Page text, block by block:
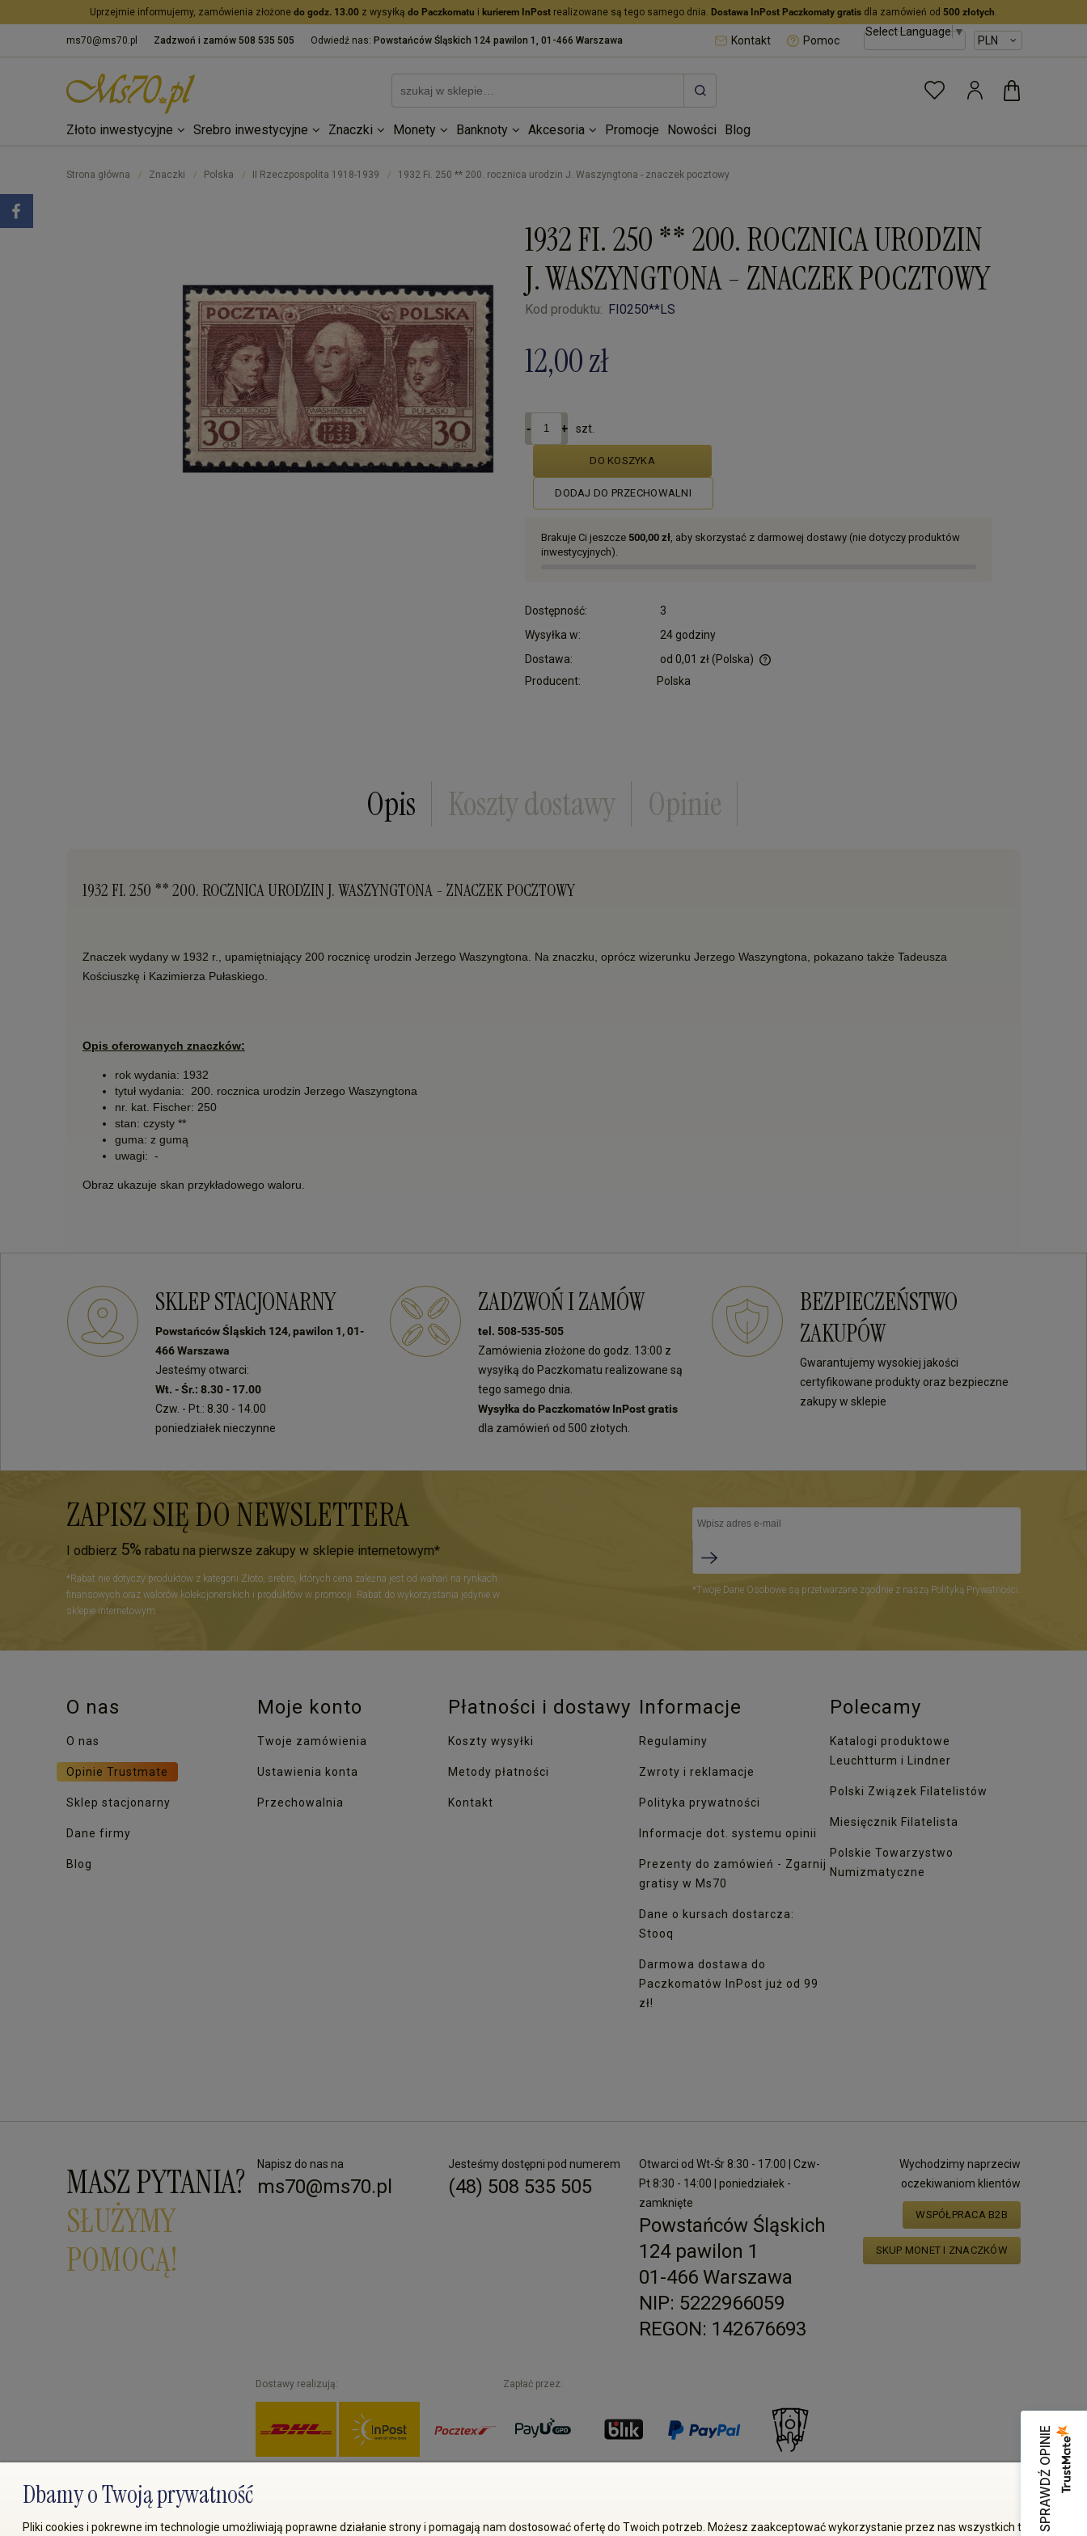
Uprzejmie informujemy, zamówienia złożone do godz. 13.00 z wysyłką do Paczkomatu i kurierem InPost realizowane są tego samego dnia. Dostawa InPost Paczkomaty gratis dla zamówień od 500 złotych.
Select Language▼
ms70@ms70.pl Zadzwoń i zamów 508 535 505 Odwiedź nas: Powstańców Śląskich 124 pawilon 1, 01-466 Warszawa Kontakt Pomoc
Złoto inwestycyjne Srebro inwestycyjne Znaczki Monety Banknoty Akcesoria Promocje Nowości Blog
Strona główna / Znaczki / Polska / II Rzeczpospolita 1918-1939 / 1932 Fi. 250 ** 200. rocznica urodzin J. Waszyngtona - znaczek pocztowy
1932 FI. 250 ** 200. ROCZNICA URODZIN
J. WASZYNGTONA - ZNACZEK POCZTOWY
Kod produktu: FI0250**LS
12,00 zł
szt.
DO KOSZYKA
DODAJ DO PRZECHOWALNI
Brakuje Ci jeszcze 500,00 zł , aby skorzystać z darmowej dostawy (nie dotyczy produktów
inwestycyjnych).
Dostępność:
3
Wysyłka w:
24 godziny
Dostawa:
od 0,01 zł(Polska)
Producent: Polska
Opis Koszty dostawy Opinie
1932 FI. 250 ** 200. ROCZNICA URODZIN J. WASZYNGTONA - ZNACZEK POCZTOWY
Znaczek wydany w 1932 r., upamiętniający 200 rocznicę urodzin Jerzego Waszyngtona. Na znaczku, oprócz wizerunku Jerzego Waszyngtona, pokazano także Tadeusza
Kościuszkę i Kazimierza Pułaskiego.
Opis oferowanych znaczków:
rok wydania: 1932
tytuł wydania:
200. rocznica urodzin Jerzego Waszyngtona
nr. kat. Fischer: 250
stan: czysty **
guma: z gumą
uwagi: -
Obraz ukazuje skan przykładowego waloru.
SKLEP STACJONARNY
Powstańców Śląskich 124, pawilon 1, 01-
466 Warszawa
Jesteśmy otwarci:
Wt. - Śr.: 8.30 - 17.00
Czw. - Pt.: 8.30 - 14.00
poniedziałek nieczynne
ZADZWOŃ I ZAMÓW
tel. 508-535-505
Zamówienia złożone do godz. 13:00 z
wysyłką do Paczkomatu realizowane są
tego samego dnia.
Wysyłka do Paczkomatów InPost gratis
dla zamówień od 500 złotych.
BEZPIECZEŃSTWO
ZAKUPÓW
Gwarantujemy wysokiej jakości
certyfikowane produkty oraz bezpieczne
zakupy w sklepie
ZAPISZ SIĘ DO NEWSLETTERA
I odbierz 5% rabatu na pierwsze zakupy w sklepie internetowym*
*Rabat nie dotyczy produktów z kategorii Złoto, srebro, których cena zależna jest od wahań na rynkach
finansowych oraz walorów kolekcjonerskich i produktów w promocji. Rabat do wykorzystania jedynie w
sklepie internetowym.
*Twoje Dane Osobowe są przetwarzane zgodnie z naszą Polityką Prywatności.
O nas
O nas
Opinie Trustmate
Sklep stacjonarny
Dane firmy
Blog
Moje konto
Twoje zamówienia
Ustawienia konta
Przechowalnia
Płatności i dostawy
Koszty wysyłki
Metody płatności
Kontakt
Informacje
Regulaminy
Zwroty i reklamacje
Polityka prywatności
Informacje dot. systemu opinii
Prezenty do zamówień - Zgarnij
gratisy w Ms70
Dane o kursach dostarcza:
Stooq
Darmowa dostawa do
Paczkomatów InPost już od 99
zł!
Polecamy
Katalogi produktowe
Leuchtturm i Lindner
Polski Związek Filatelistów
Miesięcznik Filatelista
Polskie Towarzystwo
Numizmatyczne
MASZ PYTANIA?
SŁUŻYMY
POMOCĄ!
Napisz do nas na
ms70@ms70.pl
Jesteśmy dostępni pod numerem
(48) 508 535 505
Otwarci od Wt-Śr 8:30 - 17:00 | Czw-
Pt 8:30 - 14:00 | poniedziałek -
zamknięte
Powstańców Śląskich
124 pawilon 1
01-466 Warszawa
NIP: 5222966059
REGON: 142676693
Wychodzimy naprzeciw
oczekiwaniom klientów
WSPÓŁPRACA B2B
SKUP MONET I ZNACZKÓW
Dostawy realizują: Zapłać przez:
© 2008-2026 MS70.pl / Ms70 Sp. z o.o. Wszelkie prawa zastrzeżone. Kopiowanie treści i zdjęć bez zgody właściciela zabronione SPRAWDŹ OPINIE
Dbamy o Twoją prywatność
Pliki cookies i pokrewne im technologie umożliwiają poprawne działanie strony i pomagają nam dostosować ofertę do Twoich potrzeb. Możesz zaakceptować wykorzystanie przez nas wszystkich tych